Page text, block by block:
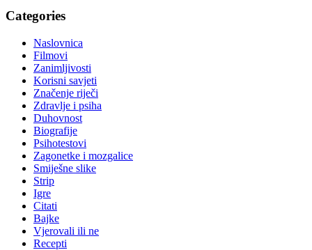
Categories
Naslovnica
Filmovi
Zanimljivosti
Korisni savjeti
Značenje riječi
Zdravlje i psiha
Duhovnost
Biografije
Psihotestovi
Zagonetke i mozgalice
Smiješne slike
Strip
Igre
Citati
Bajke
Vjerovali ili ne
Recepti